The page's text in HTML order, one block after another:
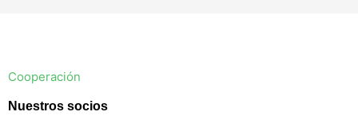
Cooperación
Nuestros socios